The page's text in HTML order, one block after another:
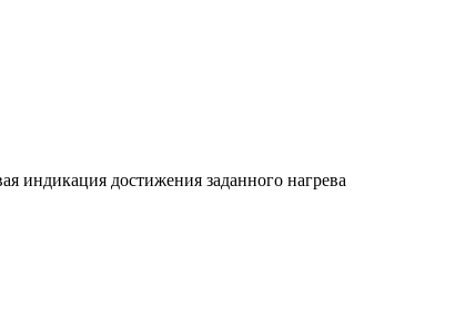
индикация достижения заданного нагрева